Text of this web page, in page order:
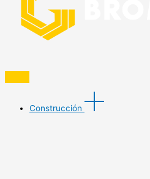
Construcción